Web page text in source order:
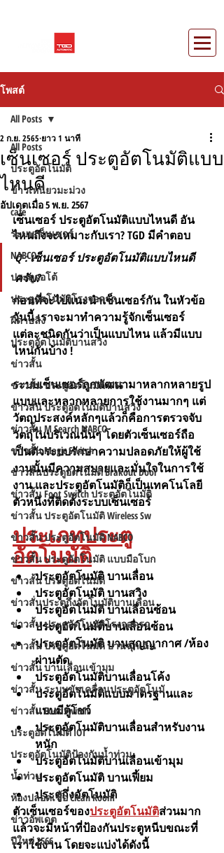
โพสต์
All Posts
ประตูอัตโนมัติ
ข้าวเหนียวมะม่วง
cafe
ระบบเซ็นเซอร์
NABCO
ประตูออโต้
ประตูอัตโนมัติโรงจอดรถ
ฝีดาษลิง
ประตูอัตโนมัติบานสวิง
ข่าวสั้น
ข่าวสั้น ประตูอัตโนมัติ IP65
ข่าวสั้น ประตูอัตโนมัติบานสวิง
ข่าวสั้น M Search NABCO
ข่าวสั้น Magic Switch
ข่าวสั้นประตูอัตโนมัติ Brakout Door
ข่าวสั้น Foot Switch ประตูอัตโนมัติ
ข่าวสั้น ประตูอัตโนมัติ Wireless Sw
ข่าวสั้น ประตูอัตโนมัติ NABCO
ข่าวสั้น ประตูอัตโนมัติ แบบมือโบก
ข่าวสั้น ประตูอัตโนมัติ
ข่าวสั่นประตูกึ่งอัตโนมัติบานเลื่อน
ข่าวสั้น ประตูอัตโนมัติโรงจอดรถ
ข่าวสั้น ประตูอัตโนมัติ บานฉุกเฉิน
ข่าวสั้น บานเลื่อนเข้ามุม
ข่าวสั้น ระบบขับเคลื่อนประตูอัตโนมั
ข่าวสั้น Foot Switch
ประตูอัตโนมัติ IOT
ประตูอัตโนมัติป้องกันน้ำท่วม
น้ำท่วม
ห้องปลอดเชื้อ Clean Room
ข่าวอัพเดต
ปีใหม่ 2566
All Posts
เซ็นเซอร์ ประตูอัตโนมัติแบบ
ไหนดี
2 ก.ย. 2565 ยาว 1 นาที
อัปเดตเมื่อ5 พ.ย. 2567
เซ็นเซอร์ ประตูอัตโนมัติแบบไหนดี อัน
ไหนถึงจะเหมาะกับเรา? TGD มีคำตอบ
Q : เซ็นเซอร์ ประตูอัตโนมัติแบบไหนดี
ครับ?
ก่อนที่จะไปแนะนำเซ็นเซอร์กัน ในหัวข้อ
วันนี้ เราจะมาทำความรู้จักเซ็นเซอร์
แต่ละชนิดกันว่าเป็นแบบไหน แล้วมีแบบ
ไหนกันบ้าง !
ระบบเซ็นเซอร์ถูกพัฒนามาหลากหลายรูป
แบบและหลากหลายการใช้งานมากๆ แต่
วัตถุประสงค์หลักๆแล้วก็คือการตรวจจับ
วัตถุในบริเวณนั้นๆ โดยตัวเซ็นเซอร์ถือ
เป็นตัวระบบรักษาความปลอดภัยให้ผู้ใช้
งานนั้นมีความสบายและมั่นใจในการใช้
งาน และประตูอัตโนมัติก็เป็นเทคโนโลยี
ตัวหนึ่งที่ติดตั้งระบบเซ็นเซอร์
ประเภทประตู
อัตโนมัติ
ประตูอัตโนมัติ บานเลื่อน
ประตูอัตโนมัติ บานสวิง
ประตูอัตโนมัติ บานเลื่อนซ้อน
ประตูอัตโนมัติบานเลื่อนซ้อน
ประตูอัตโนมัติ บานสุญญากาศ /ห้อง
ผ่านตัด
ประตูอัตโนมัติบานเลื่อนโค้ง
ประตูอัตโนมัติแบบมาตรฐานและ
แบบมีตู้โชว์
ประตูอัตโนมัติบานเลื่อนสำหรับงาน
หนัก
ประตูอัตโนมัติบานเลื่อนเข้ามุม
ประตูอัตโนมัติ บานเฟี้ยม
ประตูกึ่งอัตโนมัติ
ตัวเซ็นเซอร์ของประตูอัตโนมัติส่วนมาก
แล้วจะมีหน้าที่ป้องกันประตูหนีบขณะที่
เราใช้งาน โดยจะแบ่งได้ดังนี้